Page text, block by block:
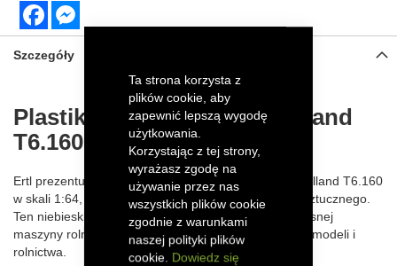
Ta strona korzysta z
plików cookie, aby
zapewnić lepszą wygodę
użytkowania.
Korzystając z tej strony,
wyrażasz zgodę na
używanie przez nas
wszystkich plików cookie
zgodnie z warunkami
naszej polityki plików
cookie. Dowiedz się
Facebook
Szczegóły
Plastikowy traktor New Holland
T6.160 od Ertl 61030
Ertl prezentuje kolekcjonerski model ciągnika New Holland T6.160
w skali 1:64, wykonany z wysokiej jakości tworzywa sztucznego.
Ten niebieski traktor to doskonała miniatura nowoczesnej
maszyny rolniczej, stworzona z myślą o entuzjastach modeli i
rolnictwa.